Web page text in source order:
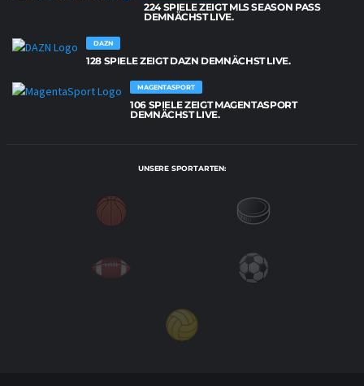
224 SPIELE ZEIGT MLS SEASON PASS
DEMNÄCHST LIVE.
DAZN
128 SPIELE ZEIGT DAZN DEMNÄCHST LIVE.
MAGENTASPORT
106 SPIELE ZEIGT MAGENTASPORT
DEMNÄCHST LIVE.
UNSERE SPORTARTEN: